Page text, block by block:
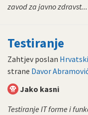
zavod za javno zdravst...
Testiranje
Zahtjev poslan
strane Davor
Jako kasni
Testiranje IT forme i